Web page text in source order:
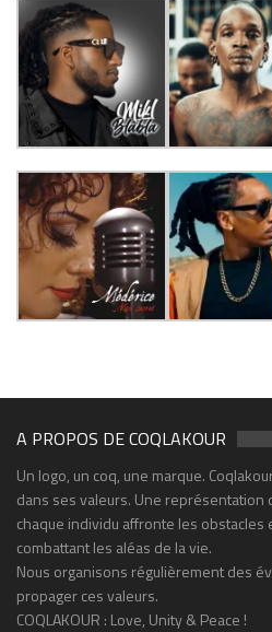
A PROPOS DE COQLAKOUR
Un logo, un coq, une marque.
dans ses valeurs. Une représentation
chaque individu affronte les obstacles
combattant les aléas de la vie.
Nous organisons régulièrement des
propager ces valeurs.
COQLAKOUR : Love, Unity & Peace !